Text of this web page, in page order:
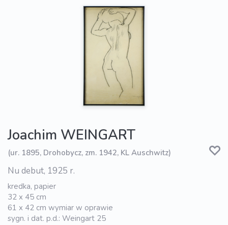
Joachim WEINGART
(ur. 1895, Drohobycz, zm. 1942, KL Auschwitz)
Nu debut, 1925 r.
kredka, papier
32 x 45 cm
61 x 42 cm wymiar w oprawie
sygn. i dat. p.d.: Weingart 25